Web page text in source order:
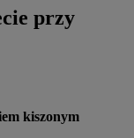
przy
kiszonym